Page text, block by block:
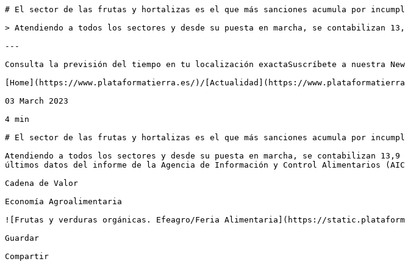
# El sector de las frutas y hortalizas es el que más sanciones acumula por
> Atendiendo a todos los sectores y desde su puesta en marcha, se contabilizan
---
Consulta la previsión del tiempo en tu localización exactaSuscríbete a nuestra
[Home](https://www.plataformatierra.es/)/[Actualidad](https://
03 March 2023
4 min
# El sector de las frutas y hortalizas es el que más sanciones acumula por
Atendiendo a todos los sectores y desde su puesta en marcha, se contabilizan
últimos datos del informe de la Agencia de Información y Control Alimentarios
Cadena de Valor
Economía Agroalimentaria
![Frutas y verduras orgánicas. Efeagro/Feria Alimentaria](https://
Guardar
Compartir